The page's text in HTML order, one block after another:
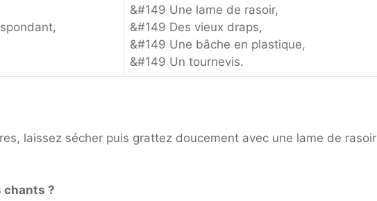
&#149 Une lame de rasoir,
&#149 Des vieux draps,
&#149 Une bâche en plastique,
&#149 Un tournevis.
laissez sécher puis grattez doucement avec une lame de rasoir
chants ?